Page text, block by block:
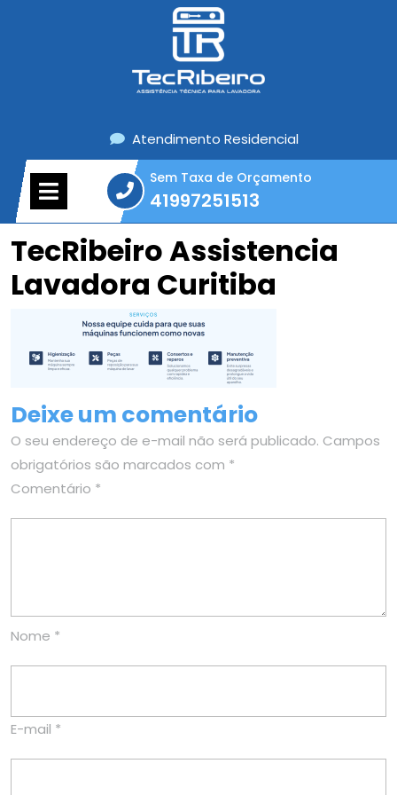
Atendimento Residencial
Sem Taxa de Orçamento
41997251513
41997251513
TecRibeiro Assistencia
Lavadora Curitiba
Deixe um comentário
O seu endereço de e-mail não será publicado. Campos
obrigatórios são marcados com *
Comentário *
Nome *
E-mail *